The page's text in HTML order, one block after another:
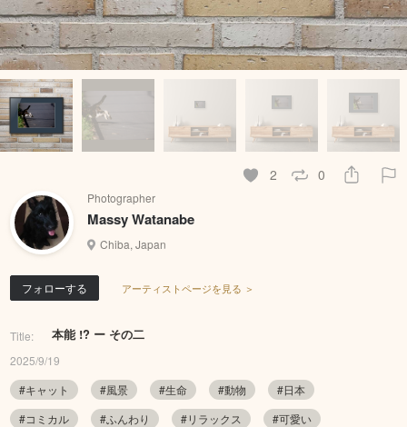
2 0
Photographer
Massy Watanabe
Chiba, Japan
フォローする アーティストページを見る ＞
Title: 本能 !? ー その二
2025/9/19
#キャット
#風景 #生命 #動物
#日本
#コミカル
#ふんわり #リラックス
#可愛い